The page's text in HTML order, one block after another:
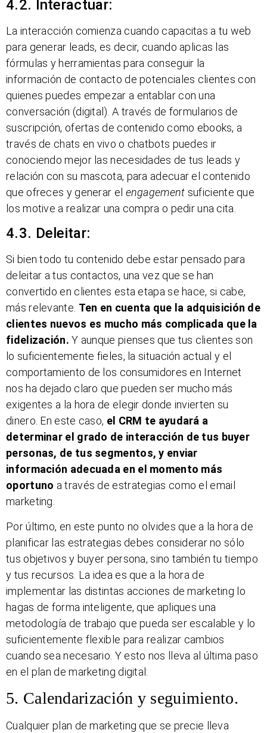
4.2. Interactuar:
La interacción comienza cuando capacitas a tu web
para generar leads, es decir, cuando aplicas las
fórmulas y herramientas para conseguir la
información de contacto de potenciales clientes con
quienes puedes empezar a entablar con una
conversación (digital). A través de formularios de
suscripción, ofertas de contenido como ebooks, a
través de chats en vivo o chatbots puedes ir
conociendo mejor las necesidades de tus leads y
relación con su mascota, para adecuar el contenido
que ofreces y generar el engagement suficiente que
los motive a realizar una compra o pedir una cita.
4.3. Deleitar:
Si bien todo tu contenido debe estar pensado para
deleitar a tus contactos, una vez que se han
convertido en clientes esta etapa se hace, si cabe,
más relevante. Ten en cuenta que la adquisición de
clientes nuevos es mucho más complicada que la
fidelización. Y aunque pienses que tus clientes son
lo suficientemente fieles, la situación actual y el
comportamiento de los consumidores en Internet
nos ha dejado claro que pueden ser mucho más
exigentes a la hora de elegir donde invierten su
dinero. En este caso, el CRM te ayudará a
determinar el grado de interacción de tus buyer
personas, de tus segmentos, y enviar
información adecuada en el momento más
oportuno a través de estrategias como el email
marketing.
Por último, en este punto no olvides que a la hora de
planificar las estrategias debes considerar no sólo
tus objetivos y buyer persona, sino también tu tiempo
y tus recursos. La idea es que a la hora de
implementar las distintas acciones de marketing lo
hagas de forma inteligente, que apliques una
metodología de trabajo que pueda ser escalable y lo
suficientemente flexible para realizar cambios
cuando sea necesario. Y esto nos lleva al última paso
en el plan de marketing digital:
5. Calendarización y seguimiento.
Cualquier plan de marketing que se precie lleva